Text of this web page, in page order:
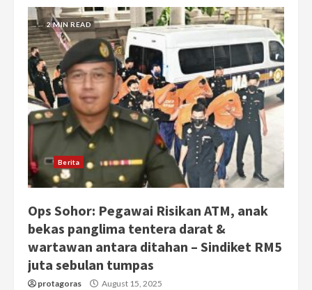
2 MIN READ
Berita
Ops Sohor: Pegawai Risikan ATM, anak
bekas panglima tentera darat &
wartawan antara ditahan – Sindiket RM5
juta sebulan tumpas
protagoras August 15, 2025